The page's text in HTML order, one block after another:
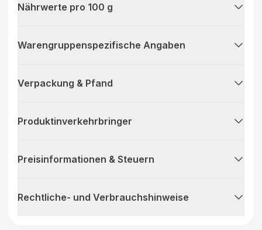
Nährwerte pro 100 g
Warengruppenspezifische Angaben
Verpackung & Pfand
Produktinverkehrbringer
Preisinformationen & Steuern
Rechtliche- und Verbrauchshinweise